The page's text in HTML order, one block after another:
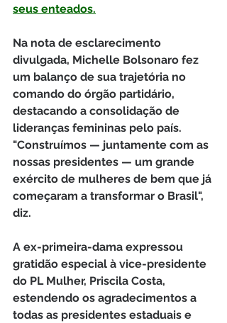
seus enteados.
Na nota de esclarecimento
divulgada, Michelle Bolsonaro fez
um balanço de sua trajetória no
comando do órgão partidário,
destacando a consolidação de
lideranças femininas pelo país.
"Construímos — juntamente com as
nossas presidentes — um grande
exército de mulheres de bem que já
começaram a transformar o Brasil",
diz.
A ex-primeira-dama expressou
gratidão especial à vice-presidente
do PL Mulher, Priscila Costa,
estendendo os agradecimentos a
todas as presidentes estaduais e